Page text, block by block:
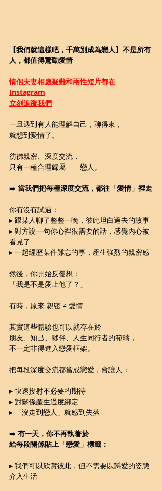
【我們就這樣吧，千萬別成為戀人】不是所有
人，都值得驚動愛情
情侶夫妻相處疑難和兩性短片都在
Instagram
立刻追蹤我們
一旦遇到有人能理解自己，聊得來，
就想到愛情了。
彷彿親密、深度交流，
只有一種合理歸屬——戀人。
➡️ 當我們把每種深度交流，都往「愛情」裡走
你有沒有試過：
▸ 跟某人聊了整整一晚，彼此坦白過去的故事
▸ 對方說一句你心裡很需要的話，感覺內心被
看見了
▸ 一起經歷某件難忘的事，產生強烈的親密感
然後，你開始反覆想：
「我是不是愛上他了？」
有時，原來 親密 ≠ 愛情
其實這些體驗也可以就存在於
朋友、知己、夥伴、人生同行者的範疇，
不一定非得進入戀愛框架。
把每段深度交流都當成戀愛，會讓人：
▸ 快速投射不必要的期待
▸ 對關係產生過度綁定
▸ 「沒走到戀人」就感到失落
➡️ 有一天，你不再執著於
給每段關係貼上「戀愛」標籤：
▸ 我們可以欣賞彼此，但不需要以戀愛的姿態
介入生活